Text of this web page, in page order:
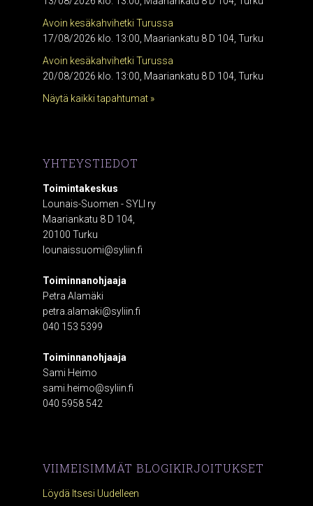
Avoin kesäkahvihetki Turussa
17/08/2026 klo. 13:00, Maariankatu 8 D 104, Turku
Avoin kesäkahvihetki Turussa
20/08/2026 klo. 13:00, Maariankatu 8 D 104, Turku
Näytä kaikki tapahtumat »
YHTEYSTIEDOT
Toimintakeskus
Lounais-Suomen - SYLI ry
Maariankatu 8 D 104,
20100 Turku
lounaissuomi@syliin.fi
Toiminnanohjaaja
Petra Alamäki
petra.alamaki@syliin.fi
040 153 5399
Toiminnanohjaaja
Sami Heimo
sami.heimo@syliin.fi
040 5958 542
VIIMEISIMMÄT BLOGIKIRJOITUKSET
Löydä Itsesi Uudelleen